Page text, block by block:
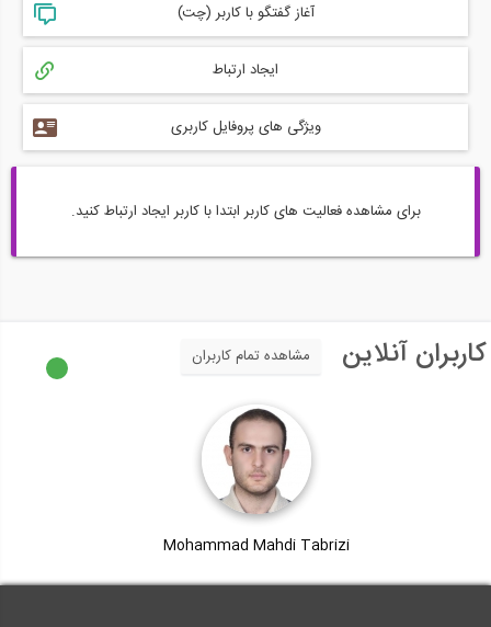
آغاز گفتگو با کاربر (چت)
ایجاد ارتباط
ویژگی های پروفایل کاربری
برای مشاهده فعالیت های کاربر ابتدا با کاربر ایجاد ارتباط کنید.
کاربران آنلاین مشاهده تمام کاربران
Mohammad Mahdi Tabrizi